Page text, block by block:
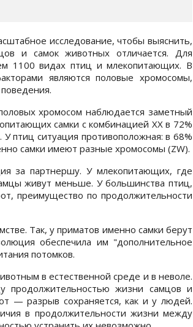
исследование, чтобы выяснить,
и самок животных отличается. Для
1100 видах птиц и млекопитающих. В
являются половые хромосомы,
хромосом наблюдается заметный
самки с комбинацией XX в 72%
птиц ситуация противоположная: в 68%
самки имеют разные хромосомы (ZW).
за партнершу. У млекопитающих, где
живут меньше. У большинства птиц,
преимущество по продолжительности
Так, у приматов именно самки берут
обеспечила им "дополнительное
потомков.
в естественной среде и в неволе.
продолжительностью жизни самцов и
— разрыв сохраняется, как и у людей.
в продолжительности жизни между